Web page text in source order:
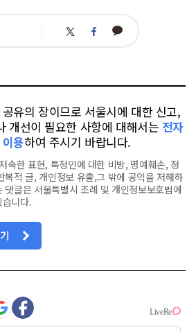
트 페 카
유의 장이므로 서울시에 대한 신고,
개선이 필요한 사항에 대해서는 전자
용하여 주시기 바랍니다.
속한 표현, 특정인에 대한 비방, 명예훼손, 정
복적 글, 개인정보 유출,그 밖에 공익을 저해하
댓글은 서울특별시 조례 및 개인정보보호법에
니다.